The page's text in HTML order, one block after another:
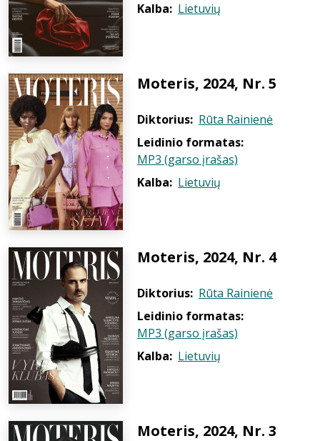
Kalba: Lietuvių
Moteris, 2024, Nr. 5
Diktorius: Rūta Rainienė
Leidinio formatas:
MP3 (garso įrašas)
Kalba: Lietuvių
Moteris, 2024, Nr. 4
Diktorius: Rūta Rainienė
Leidinio formatas:
MP3 (garso įrašas)
Kalba: Lietuvių
Moteris, 2024, Nr. 3